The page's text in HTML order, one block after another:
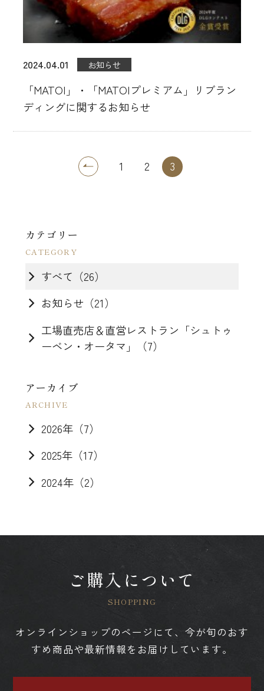
2024.04.01 お知らせ
「MATOI」・「MATOIプレミアム」リブラン
ディングに関するお知らせ
カテゴリー
すべて（26）
お知らせ（21）
工場直売店＆直営レストラン「シュトゥ
ーベン・オータマ」（7）
アーカイブ
2026年（7）
2025年（17）
2024年（2）
1 2 3
ご購入について
オンラインショップのページにて、今が旬のおす
すめ商品や最新情報をお届けしています。